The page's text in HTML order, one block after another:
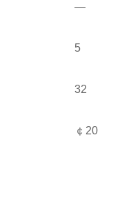
—
5
32
￠20